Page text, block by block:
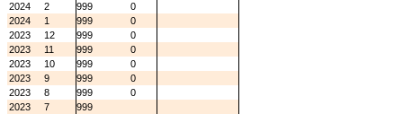
2024
2 999
0
2024
1 999
0
2023
12 999
0
2023
11 999
0
2023
10 999
0
2023
9 999
0
2023
8 999
0
2023
7 999